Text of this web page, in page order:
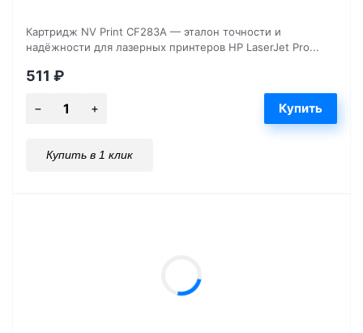
Картридж NV Print CF283A — эталон точности и
надёжности для лазерных принтеров HP LaserJet Pro...
511 ₽
Купить в 1 клик